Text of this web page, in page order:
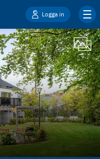
Logga in